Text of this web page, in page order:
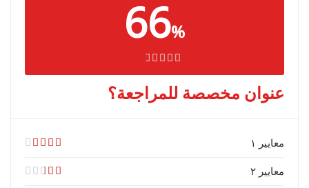
66%
عنوان مخصصة للمراجعة؟
معايير ۱
معايير ۲